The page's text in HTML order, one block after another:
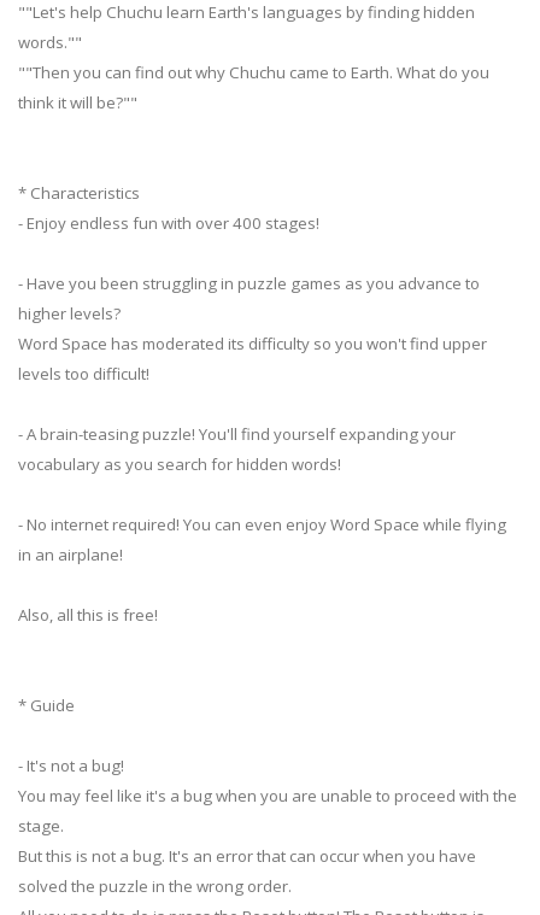
""Let's help Chuchu learn Earth's languages by finding hidden
words.""
""Then you can find out why Chuchu came to Earth. What do you
think it will be?""
* Characteristics
- Enjoy endless fun with over 400 stages!
- Have you been struggling in puzzle games as you advance to
higher levels?
Word Space has moderated its difficulty so you won't find upper
levels too difficult!
- A brain-teasing puzzle! You'll find yourself expanding your
vocabulary as you search for hidden words!
- No internet required! You can even enjoy Word Space while flying
in an airplane!
Also, all this is free!
* Guide
- It's not a bug!
You may feel like it's a bug when you are unable to proceed with the
stage.
But this is not a bug. It's an error that can occur when you have
solved the puzzle in the wrong order.